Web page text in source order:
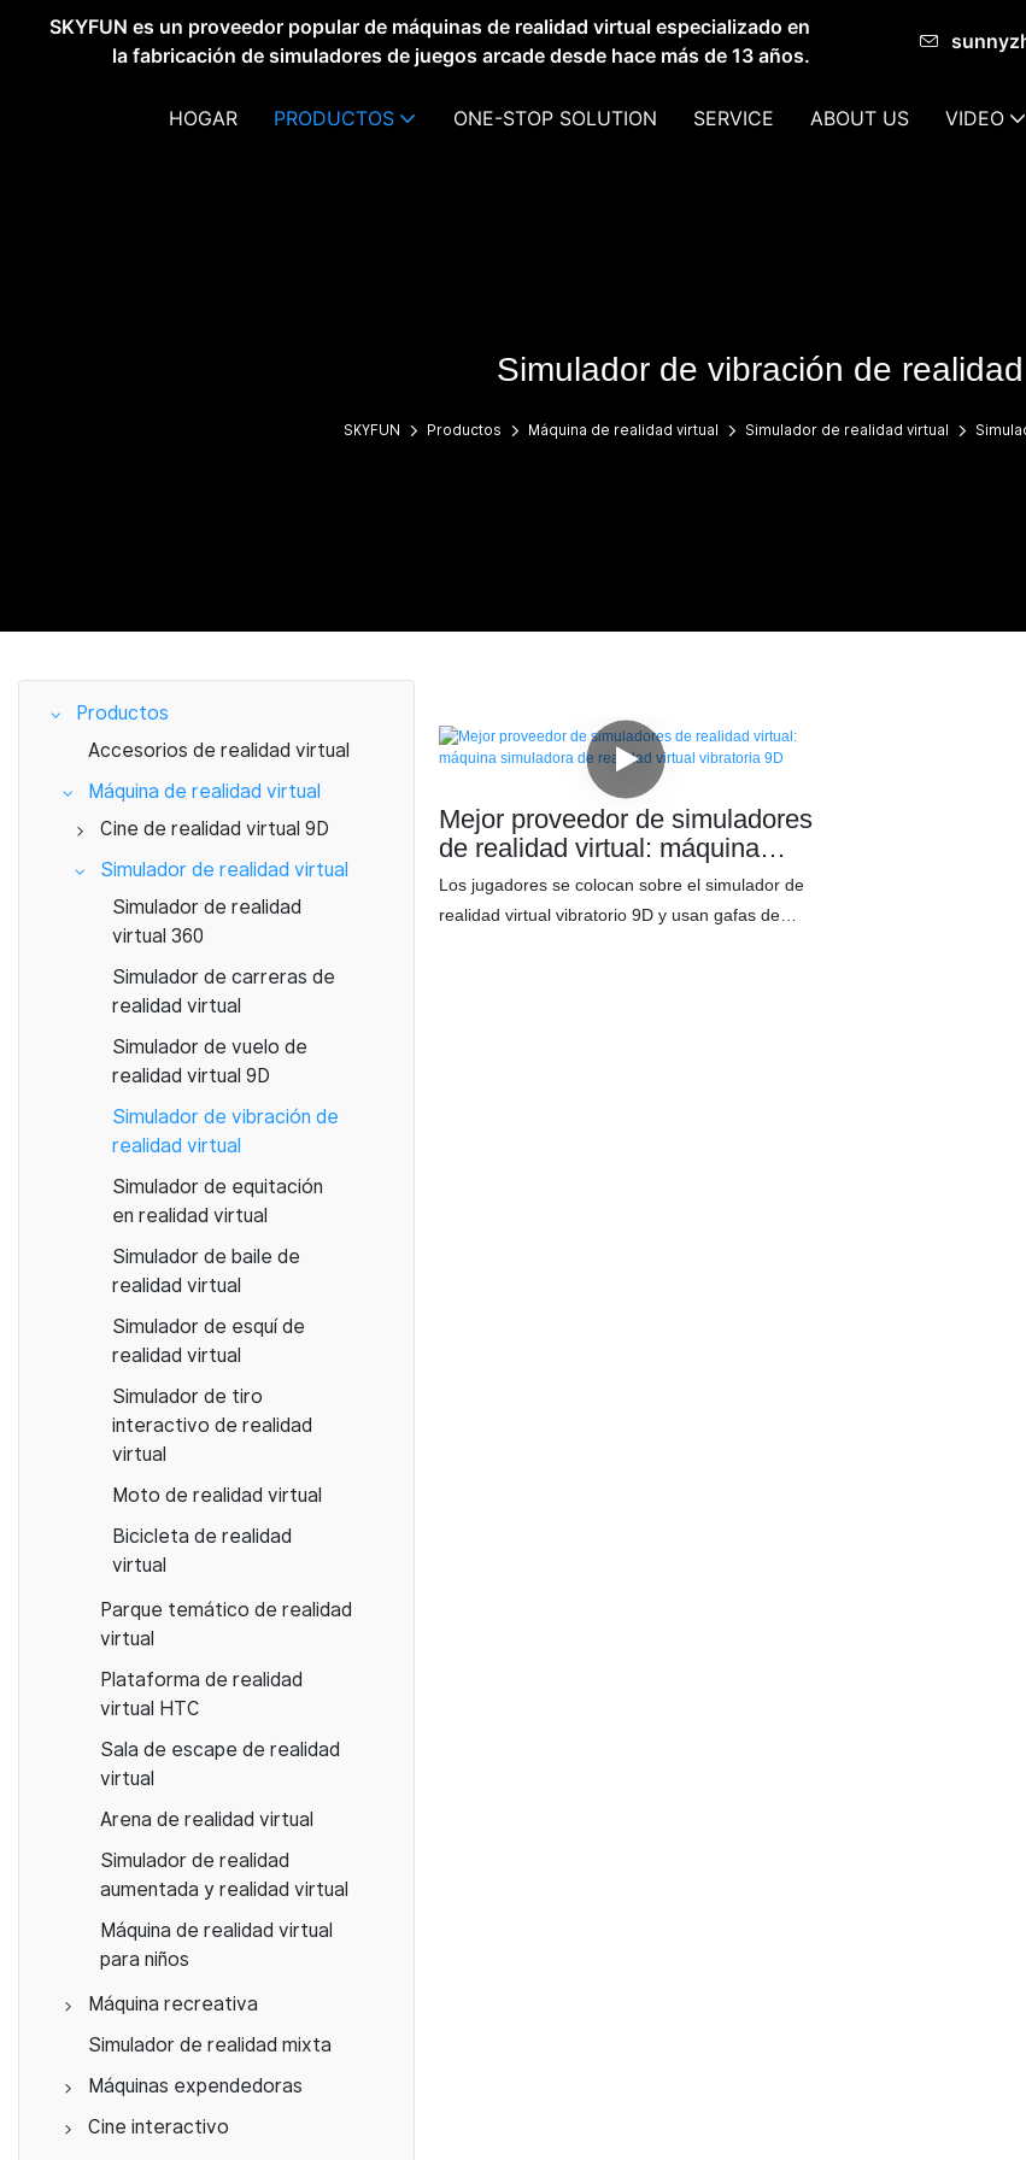
SKYFUN es un proveedor popular de máquinas de realidad virtual especializado en
la fabricación de simuladores de juegos arcade desde hace más de 13 años.
HOGAR PRODUCTOS ONE-STOP SOLUTION SERVICE ABOUT US VIDEO
Simulador de vibración de
SKYFUN Productos Máquina de realidad virtual Simulador de realidad virtual
Productos
Accesorios de realidad virtual
Máquina de realidad virtual
Cine de realidad virtual 9D
Cine VR 9D de 1 asiento
Cine de realidad virtual 9D
con 2 asientos
Cine de realidad virtual 9D
con 3 butacas
Cine de realidad virtual 9D
con 4 butacas
Simulador de realidad virtual
Simulador de realidad
virtual 360
Simulador de carreras de
realidad virtual
Simulador de vuelo de
realidad virtual 9D
Simulador de vibración de
realidad virtual
Simulador de equitación
en realidad virtual
Simulador de baile de
realidad virtual
Simulador de esquí de
realidad virtual
Simulador de tiro
interactivo de realidad
virtual
Moto de realidad virtual
Bicicleta de realidad
virtual
Parque temático de realidad
virtual
Plataforma de realidad
virtual HTC
Sala de escape de realidad
virtual
Arena de realidad virtual
Simulador de realidad
aumentada y realidad virtual
Máquina de realidad virtual
para niños
Máquina recreativa
Simulador de juegos de
3 grados de libertad
Simulador de realidad mixta
Máquinas expendedoras
Máquinas expendedoras de
Cine interactivo
Mejor proveedor de simuladores
de realidad virtual: máquina
simuladora de realidad virtual
vibratoria 9D
Los jugadores se colocan sobre el simulador de
realidad virtual vibratorio 9D y usan gafas de